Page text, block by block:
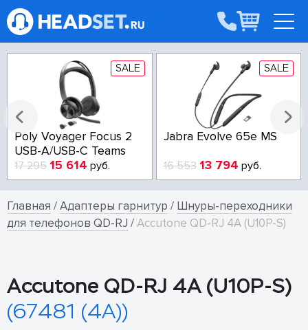
SALE
Poly Voyager Focus 2
USB-A/USB-C Teams
17 295 15 614 руб.
SALE
Jabra Evolve 65e MS
16 553 13 794 руб.
Главная /Адаптеры гарнитур / Шнуры-переходники
для телефонов QD-RJ /Accutone QD-RJ 4A (U10P-S)
Accutone QD-RJ 4A (U10P-S)
(67481 (4A))